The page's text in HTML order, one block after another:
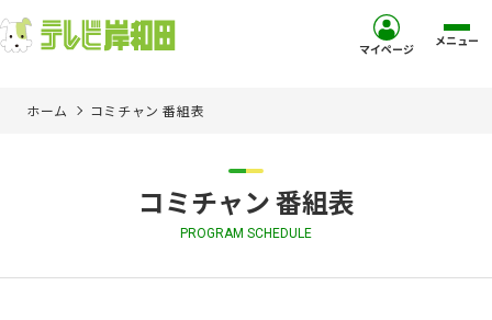
マイページ メニュー
ホーム コミチャン 番組表
コミチャン 番組表
PROGRAM SCHEDULE